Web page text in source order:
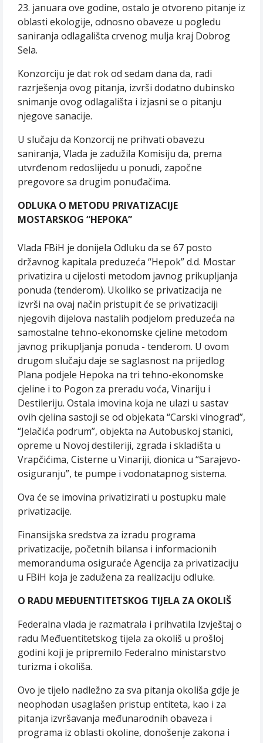
23. januara ove godine, ostalo je otvoreno pitanje iz
oblasti ekologije, odnosno obaveze u pogledu
saniranja odlagališta crvenog mulja kraj Dobrog
Sela.
Konzorciju je dat rok od sedam dana da, radi
razrješenja ovog pitanja, izvrši dodatno dubinsko
snimanje ovog odlagališta i izjasni se o pitanju
njegove sanacije.
U slučaju da Konzorcij ne prihvati obavezu
saniranja, Vlada je zadužila Komisiju da, prema
utvrđenom redoslijedu u ponudi, započne
pregovore sa drugim ponuđačima.
ODLUKA O METODU PRIVATIZACIJE
MOSTARSKOG “HEPOKA”
Vlada FBiH je donijela Odluku da se 67 posto
državnog kapitala preduzeća “Hepok” d.d. Mostar
privatizira u cijelosti metodom javnog prikupljanja
ponuda (tenderom). Ukoliko se privatizacija ne
izvrši na ovaj način pristupit će se privatizaciji
njegovih dijelova nastalih podjelom preduzeća na
samostalne tehno-ekonomske cjeline metodom
javnog prikupljanja ponuda - tenderom. U ovom
drugom slučaju daje se saglasnost na prijedlog
Plana podjele Hepoka na tri tehno-ekonomske
cjeline i to Pogon za preradu voća, Vinariju i
Destileriju. Ostala imovina koja ne ulazi u sastav
ovih cjelina sastoji se od objekata “Carski vinograd”,
“Jelačića podrum”, objekta na Autobuskoj stanici,
opreme u Novoj destileriji, zgrada i skladišta u
Vrapčićima, Cisterne u Vinariji, dionica u “Sarajevo-
osiguranju”, te pumpe i vodonatapnog sistema.
Ova će se imovina privatizirati u postupku male
privatizacije.
Finansijska sredstva za izradu programa
privatizacije, početnih bilansa i informacionih
memoranduma osiguraće Agencija za privatizaciju
u FBiH koja je zadužena za realizaciju odluke.
O RADU MEÐUENTITETSKOG TIJELA ZA OKOLIŠ
Federalna vlada je razmatrala i prihvatila Izvještaj o
radu Međuentitetskog tijela za okoliš u prošloj
godini koji je pripremilo Federalno ministarstvo
turizma i okoliša.
Ovo je tijelo nadležno za sva pitanja okoliša gdje je
neophodan usaglašen pristup entiteta, kao i za
pitanja izvršavanja međunarodnih obaveza i
programa iz oblasti okoline, donošenje zakona i